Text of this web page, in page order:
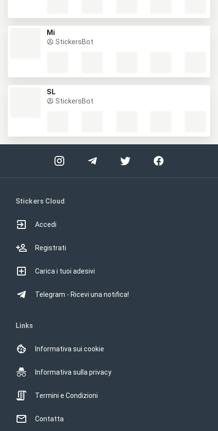
Mi
StickersBot
SL
StickersBot
Stickers Cloud
Accedi
Registrati
Carica i tuoi adesivi
Telegram - Ricevi una notifica!
Links
Informativa sui cookie
Informativa sulla privacy
Termini e Condizioni
Contatta